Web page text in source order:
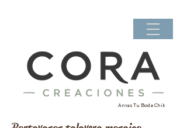
Antes Tu Boda Chik